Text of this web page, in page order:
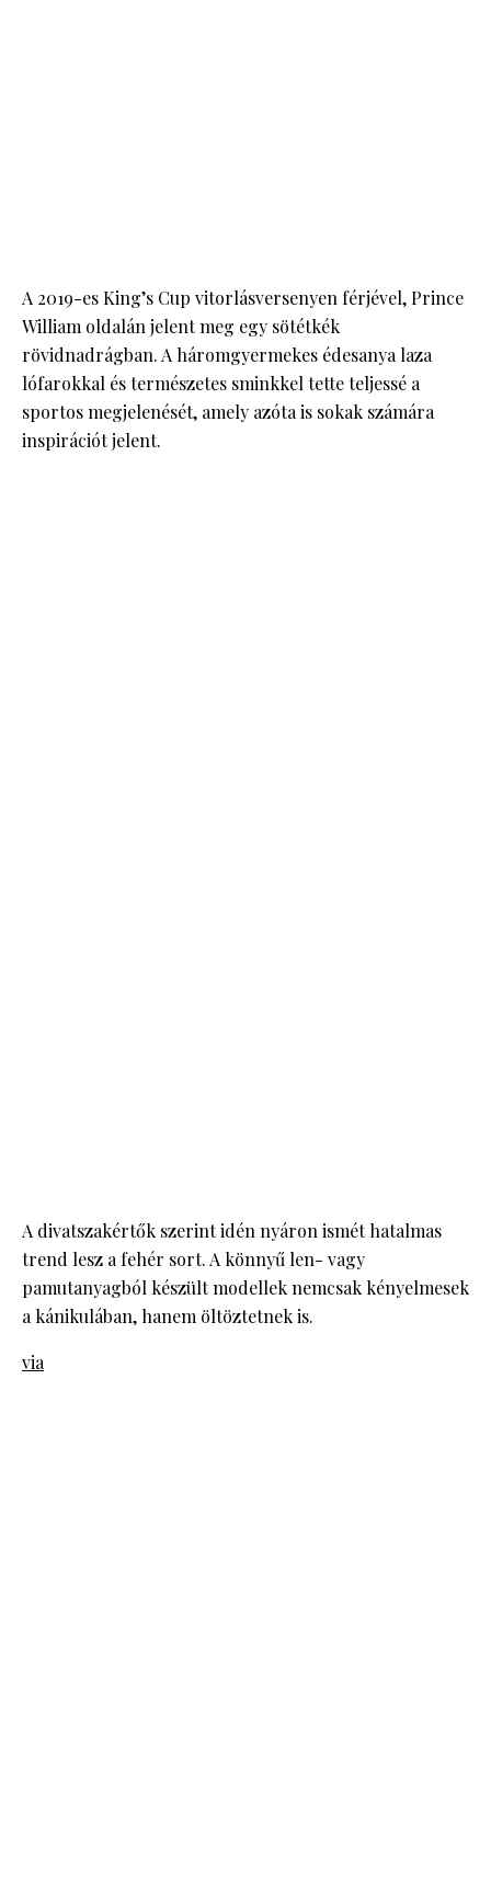
A 2019-es King’s Cup vitorlásversenyen férjével, Prince
William oldalán jelent meg egy sötétkék
rövidnadrágban. A háromgyermekes édesanya laza
lófarokkal és természetes sminkkel tette teljessé a
sportos megjelenését, amely azóta is sokak számára
inspirációt jelent.
A divatszakértők szerint idén nyáron ismét hatalmas
trend lesz a fehér sort. A könnyű len- vagy
pamutanyagból készült modellek nemcsak kényelmesek
a kánikulában, hanem öltöztetnek is.
via